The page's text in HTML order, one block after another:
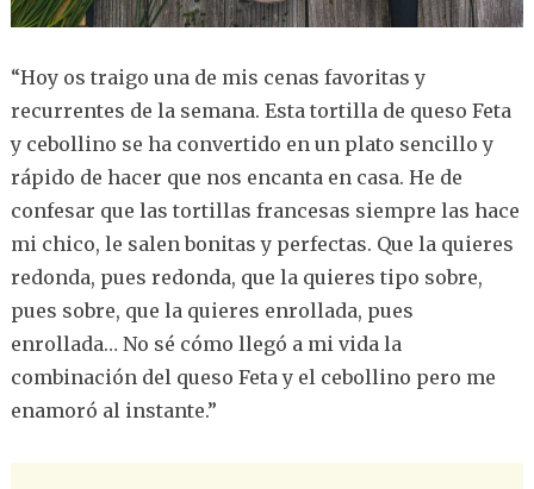
“Hoy os traigo una de mis cenas favoritas y
recurrentes de la semana. Esta tortilla de queso Feta
y cebollino se ha convertido en un plato sencillo y
rápido de hacer que nos encanta en casa. He de
confesar que las tortillas francesas siempre las hace
mi chico, le salen bonitas y perfectas. Que la quieres
redonda, pues redonda, que la quieres tipo sobre,
pues sobre, que la quieres enrollada, pues
enrollada… No sé cómo llegó a mi vida la
combinación del queso Feta y el cebollino pero me
enamoró al instante.”